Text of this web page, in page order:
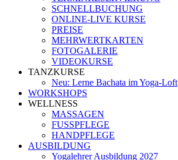
SCHNELLBUCHUNG
ONLINE-LIVE KURSE
PREISE
MEHRWERTKARTEN
FOTOGALERIE
VIDEOKURSE
TANZKURSE
Neu: Lerne Bachata im Yoga-Loft
WORKSHOPS
WELLNESS
MASSAGEN
FUSSPFLEGE
HANDPFLEGE
AUSBILDUNG
Yogalehrer Ausbildung 2027